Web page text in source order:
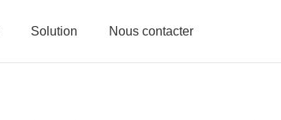
Solution Nous contacter